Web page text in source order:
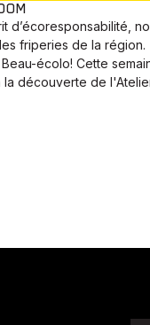
d’écoresponsabilité,
friperies de la région.
écolo! Cette
la découverte de